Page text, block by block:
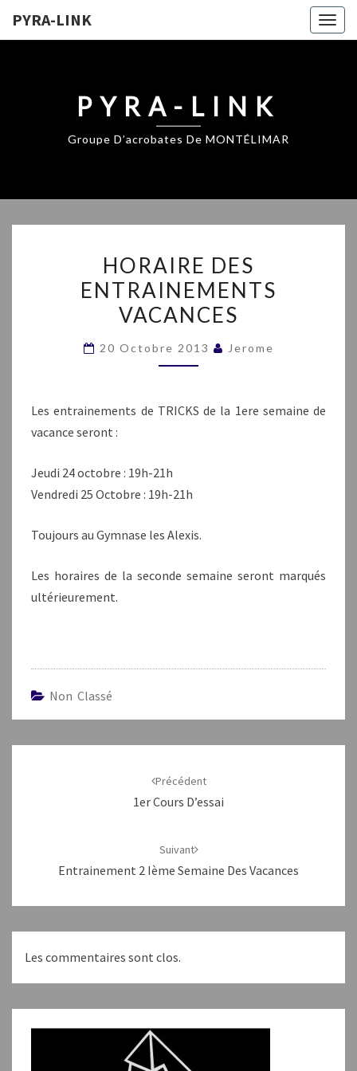
PYRA-LINK
PYRA-LINK
Groupe D’acrobates De MONTÉLIMAR
DES
ENTRAINEMENTS
VACANCES
HORAIRE DES
ENTRAINEMENTS
VACANCES
20 Octobre 2013 Jerome
Les entrainements de TRICKS de la 1ere semaine de
vacance seront :
Jeudi 24 octobre : 19h-21h
Vendredi 25 Octobre : 19h-21h
Toujours au Gymnase les Alexis.
Les horaires de la seconde semaine seront marqués
ultérieurement.
Non Classé
Précédent
1er Cours D’essai
Suivant
Entrainement 2 Ième Semaine Des Vacances
Les commentaires sont clos.